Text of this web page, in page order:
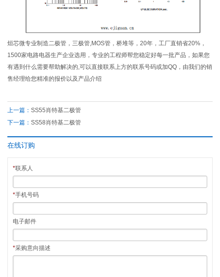
烜芯微专业制造二极管，三极管,MOS管，桥堆等，20年，工厂直销省20%，
1500家电路电器生产企业选用，专业的工程师帮您稳定好每一批产品，如果您
有遇到什么需要帮助解决的,可以直接联系上方的联系号码或加QQ，由我们的销
售经理给您精准的报价以及产品介绍
上一篇： SS55肖特基二极管
下一篇： SS58肖特基二极管
在线订购
*联系人
*手机号码
电子邮件
*采购意向描述